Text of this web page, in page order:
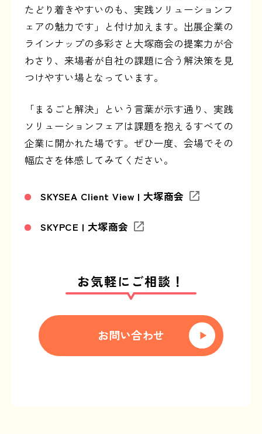
たどり着きやすいのも、実践ソリューションフ
ェアの魅力です」と付け加えます。出展企業の
ラインナップの多彩さと大塚商会の提案力が合
わさり、来場者が自社の課題に合う解決策を見
つけやすい場となっています。
「まるごと解決」という言葉が示す通り、実践
ソリューションフェアは課題を抱えるすべての
企業に開かれた場です。ぜひ一度、会場でその
幅広さを体感してみてください。
SKYSEA Client View | 大塚商会
SKYPCE | 大塚商会
お気軽にご相談！
お問い合わせ